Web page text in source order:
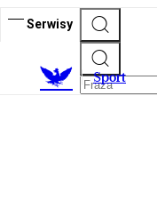
Serwisy
Sport